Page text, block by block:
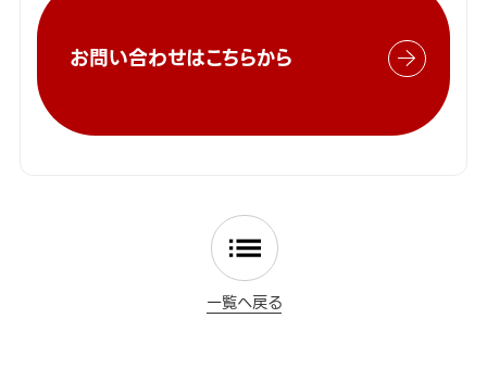
お問い合わせはこちらから
一覧へ戻る